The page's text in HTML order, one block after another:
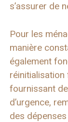
s’assurer de
Pour les
manière
également
réinitialisation
fournissant
d’urgence,
des